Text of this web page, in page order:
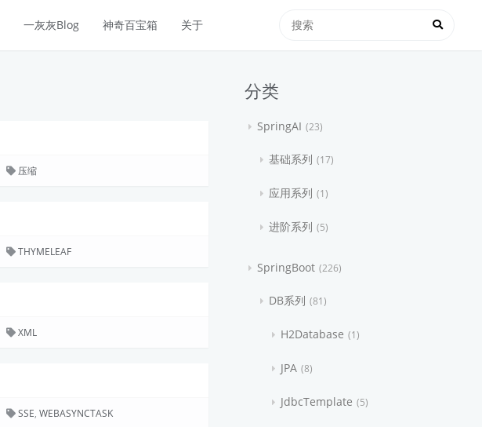
一灰灰Blog 神奇百宝箱 关于
压缩
THYMELEAF
XML
SSE,WEBASYNCTASK
分类
SpringAI 23
基础系列 17
应用系列 1
进阶系列 5
SpringBoot 226
DB系列 81
H2Database 1
JPA 8
JdbcTemplate 5